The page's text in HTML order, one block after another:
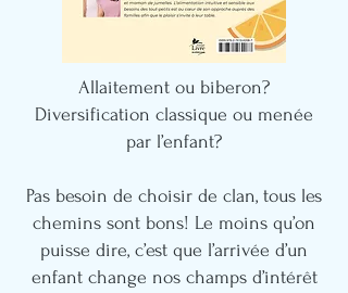
Allaitement ou biberon?
Diversification classique ou menée
par l’enfant?
Pas besoin de choisir de clan, tous les
chemins sont bons! Le moins qu’on
puisse dire, c’est que l’arrivée d’un
enfant change nos champs d’intérêt